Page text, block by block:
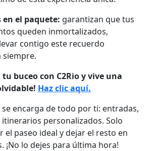
el paquete: garantizan que tus
queden inmortalizados,
contigo este recuerdo
siempre.
tu buceo con C2Rio y vive una
Haz clic aquí.
encarga de todo por ti: entradas,
personalizados. Solo
el paseo ideal y dejar el resto en
¡No lo dejes para última hora!